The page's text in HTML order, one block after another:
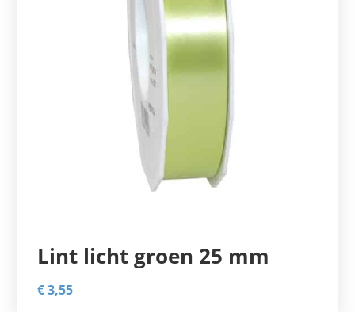
Lint licht groen 25 mm
€3,55